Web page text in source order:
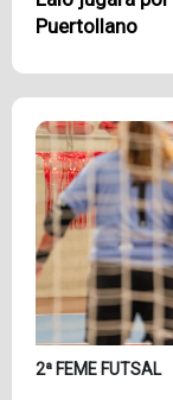
Puertollano
2ª FEME FUTSAL